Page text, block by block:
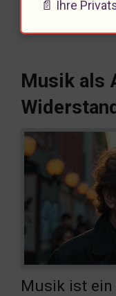
den letzten
Musik als
Musik ist ein
📄 Ihre